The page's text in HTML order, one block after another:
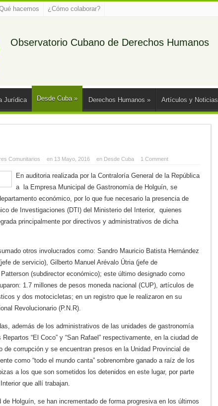
hacemos ¿Cómo colaborar?
Observatorio Cubano de Derechos Humanos
Jurídica Desde Cuba » Derechos Humanos » Artículos y Noticias
Comunitarios en 13 Mayo, 2016 en Desde Cuba 1 Comment
En auditoria realizada por la Contraloría General de la República
a la Empresa Municipal de Gastronomía de Holguín, se
económico, por lo que fue necesario la presencia de
de Investigaciones (DTI) del Ministerio del Interior, quienes
principalmente por directivos y administrativos de dicha
otros involucrados como: Sandro Mauricio Batista Hernández
de servicio), Gilberto Manuel Arévalo Útria (jefe de
(subdirector económico); este último designado como
1.7 millones de pesos moneda nacional (CUP), artículos de
y dos motocicletas; en un registro que le realizaron en su
Revolucionario (P.N.R).
además de los administrativos de las unidades de gastronomía
“El Coco” y “San Rafael” respectivamente, en la ciudad de
de corrupción y se encuentran presos en la Unidad Provincial de
como “todo el mundo canta” sobrenombre ganado a raíz de los
a los que son sometidos los detenidos en este lugar, por parte
que allí trabajan.
Holguín, se han incrementado de forma progresiva en los últimos